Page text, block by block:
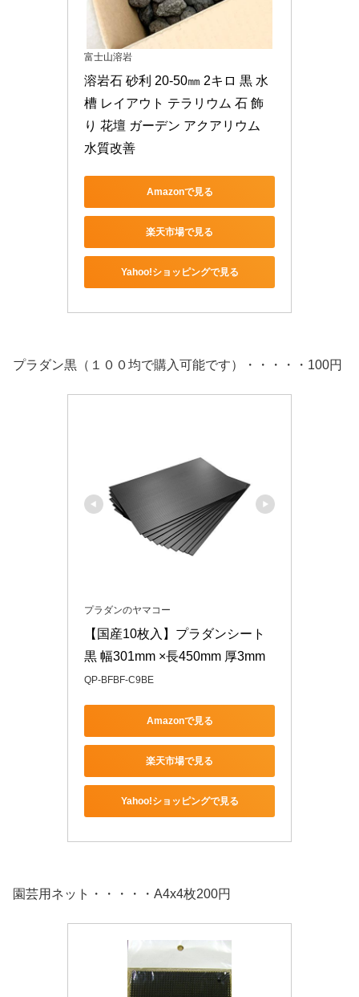
富士山溶岩
溶岩石 砂利 20-50㎜ 2キロ 黒 水
槽 レイアウト テラリウム 石 飾
り 花壇 ガーデン アクアリウム
水質改善
Amazonで見る
楽天市場で見る
Yahoo!ショッピングで見る
プラダン黒（１００均で購入可能です）・・・・・100円
プラダンのヤマコー
【国産10枚入】プラダンシート
黒 幅301mm ×長450mm 厚3mm
QP-BFBF-C9BE
Amazonで見る
楽天市場で見る
Yahoo!ショッピングで見る
園芸用ネット・・・・・A4x4枚200円